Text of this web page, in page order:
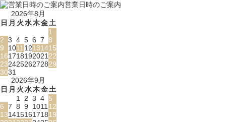
営業日時のご案内
2026年8月
日 月 火水木金土
1
2 3 4 5 6 7 8
9
101112131415
16171819202122
23242526272829
3031
2026年9月
日 月 火水木金土
1 2 3 4 5
6 7 8 9 101112
13141516171819